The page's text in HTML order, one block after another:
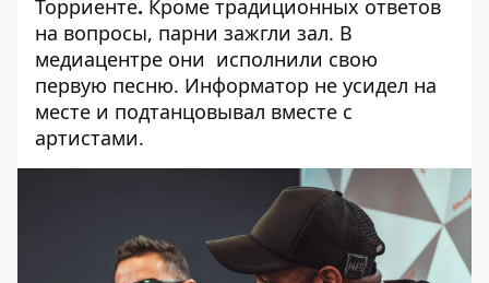
Торриенте. Кроме традиционных ответов
на вопросы, парни зажгли зал. В
медиацентре они исполнили свою
первую песню. Информатор не усидел на
месте и подтанцовывал вместе с
артистами.